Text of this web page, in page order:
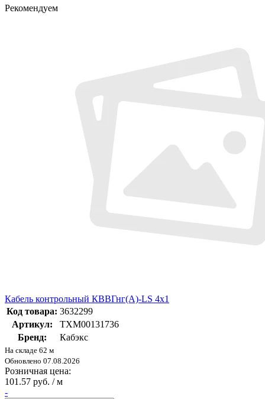
Рекомендуем
Кабель контрольный КВВГнг(А)-LS 4х1
Код товара: 3632299
Артикул:
ТХМ00131736
Бренд:
Кабэкс
На складе 62 м
Обновлено 07.08.2026
Розничная цена:
101.57 руб. / м
-